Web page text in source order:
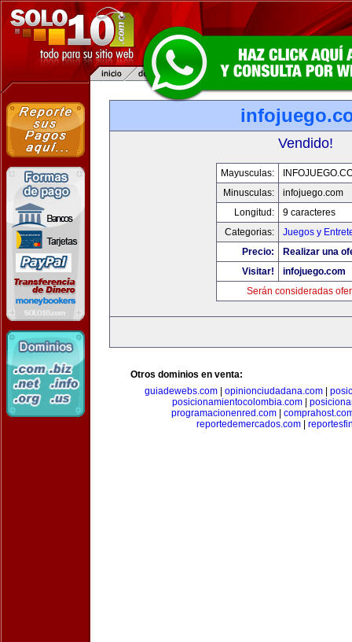
Vendido!
Mayusculas:
Minusculas:
infojuego.com
Longitud:
9 caracteres
Categorias:
Juegos y
Precio:
Realizar una
Visitar!
infojuego.com
Serán consideradas
Otros dominios en venta:
guiadewebs.com
opinionciudadana.com
posicionamientocolombia.com|
programacionenred.com
reportedemercados.com|